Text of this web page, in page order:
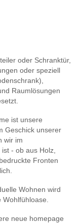
oder Schranktür,
oder speziell
Raumlösungen
ist unsere
Geschick unserer
wir im
ist - ob aus Holz,
Fronten
Wohnen wird
Wohlfühloase.
neue homepage